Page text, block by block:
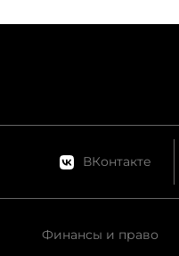
ВКонтакте
Финансы и право